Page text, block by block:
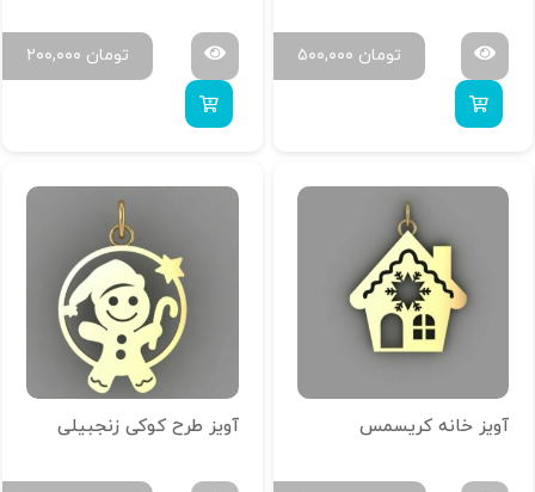
۵۰۰,۰۰۰ تومان ۲۰۰,۰۰۰ تومان
آویز خانه کریسمس آویز طرح کوکی زنجبیلی